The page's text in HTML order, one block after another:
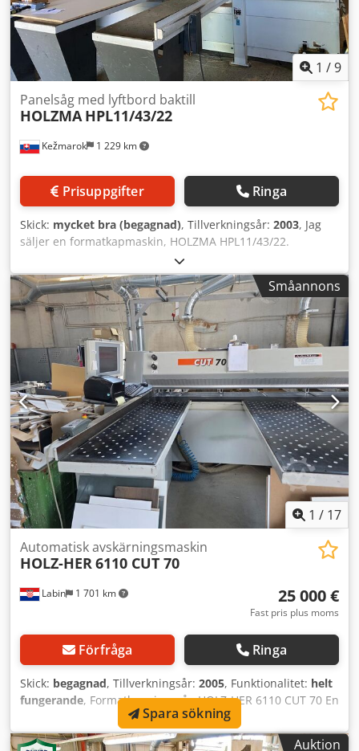
1 /9
Kežmarok 1 229 km
Panelsåg med lyftbord baktill
HOLZMA HPL11/43/22
Prisuppgifter Ringa
Skick: mycket bra (begagnad), Tillverkningsår: 2003, Jag
säljer en formatkapmaskin, HOLZMA HPL11/43/22.
Tillverkningsår 2003. Skäryta 4300 x 2200 mm + lyftbord
baktill. Skärhöjd 125 mm. Totalbredd 7060 mm x totaldjup
9490 mm. Dodpfx Ajzkb T Dengeck 7 st. gripar med
pneumatisk justering. Sidopositioneringsrullar undertill.
CE-certifikat och optimeringsprogramvara ingår. Mycket
gott skick. Tillgänglig omgående.
Småannons
1 / 17
Labin 1 701 km
Automatisk avskärningsmaskin
HOLZ-HER6110 CUT 70
25 000 €
Fast pris plus moms
Förfråga Ringa
Skick: begagnad, Tillverkningsår: 2005, Funktionalitet: helt
fungerande, Formatkapningssåg HOLZ-HER 6110 CUT 70 En
HOLZ-HER 6110 CUT 70 formatkapningssåg säljes, avsedd
för exakt kapning av spånskivor, MDF och andra
Auktion
Spara sökning